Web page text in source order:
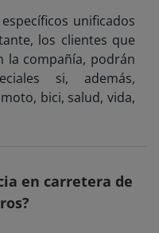
unificados
los clientes que
la compañía, podrán
si, además,
bici, salud, vida,
en carretera de